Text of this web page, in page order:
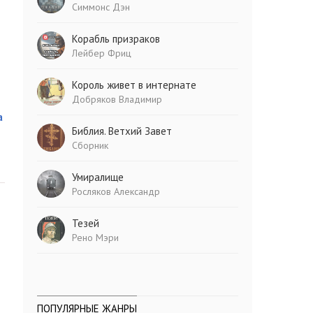
Симмонс Дэн
Корабль призраков
Лейбер Фриц
Король живет в интернате
Добряков Владимир
Библия. Ветхий Завет
Сборник
Умиралище
Росляков Александр
Тезей
Рено Мэри
ПОПУЛЯРНЫЕ ЖАНРЫ